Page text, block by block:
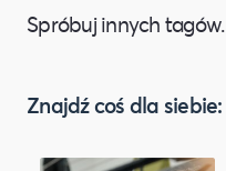
Spróbuj innych tagów.
Znajdź coś dla siebie: